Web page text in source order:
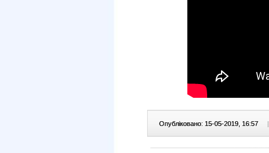
Опубліковано: 15-05-2019, 16:57 |